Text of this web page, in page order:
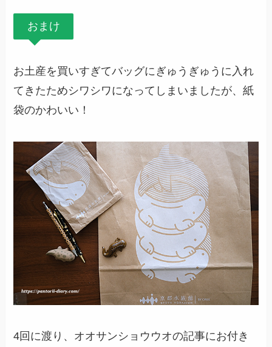
おまけ
お土産を買いすぎてバッグにぎゅうぎゅうに入れ
てきたためシワシワになってしまいましたが、紙
袋のかわいい！
4回に渡り、オオサンショウウオの記事にお付き